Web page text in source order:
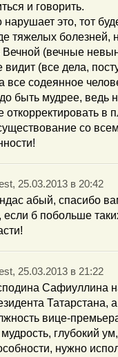
и говорить.
нарушает это, тот
тяжелых болезней,
Вечной (вечные
видит (все дела,
все содеянное
быть мудрее, ведь
откорректировать в
со
25.03.2013 в 20:42
абый, спасибо
если б побольше
25.03.2013 в 21:22
Сафиуллина
Татарстана,
вице-
глубокий
нужно